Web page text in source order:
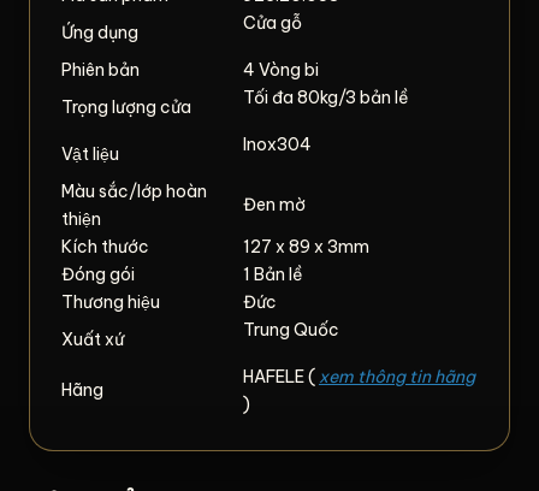
Ứng dụng
Cửa gỗ
Phiên bản
4 Vòng bi
Trọng lượng cửa
Tối đa 80kg/3 bản lề
Vật liệu Inox304
Màu sắc/lớp hoàn
thiện
Đen mờ
Kích thước
127 x 89 x 3mm
Đóng gói
1 Bản lề
Thương hiệu
Đức
Xuất xứ
Trung Quốc
Hãng
HAFELE ( xem thông tin hãng
)